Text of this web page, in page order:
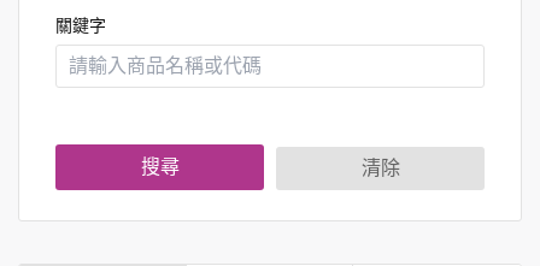
關鍵字
搜尋 清除